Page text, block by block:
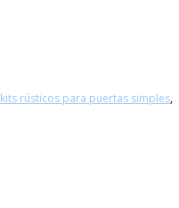
kits rústicos para puertas simples,